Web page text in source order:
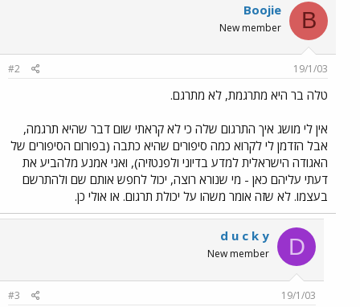
B
Boojie
New member
19/1/03
#2
טלה בר היא מתרגמת, לא מתרגם.
אין לי מושג איך התרגום שלה כי לא קראתי שום דבר שהיא תרגמה,
אבל הזדמן לי לקרוא כמה סיפורים שהיא כתבה (בפורום הסיפורים של
האגודה הישראלית למדע בדיוני ולפנטזיה), ואני אמנע מלהביע את
דעתי עליהם כאן - מי שנורא רוצה, יכול לחפש אותם שם ולהתרשם
בעצמו. לא שזה אומר משהו על יכולת תרגום. או אולי כן.
D
d u c k y
New member
19/1/03
#3